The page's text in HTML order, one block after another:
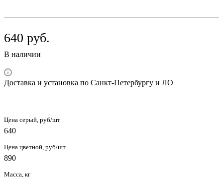
640 руб.
В наличии
Доставка и установка по Санкт-Петербургу и ЛО
Цена серый, руб/шт
640
Цена цветной, руб/шт
890
Масса, кг